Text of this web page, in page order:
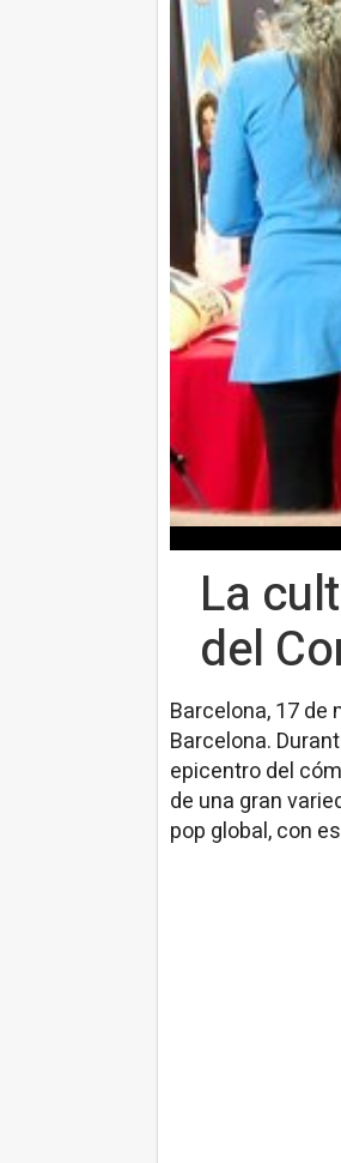
La
del
Barcelona, 17 de
Barcelona.
epicentro del
de una gran
pop global, con